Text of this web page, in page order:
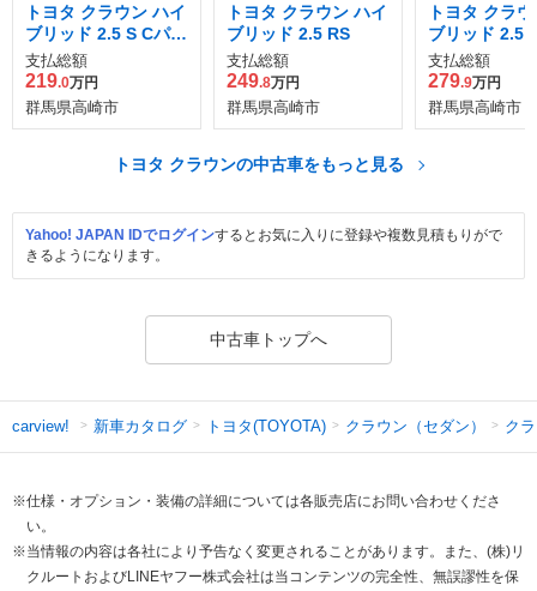
トヨタ クラウン ハイ
ブリッド 2.5 S Cパッ
ケージ
支払総額
219.0万円
群馬県高崎市
トヨタ クラウン ハイ
ブリッド 2.5 RS
支払総額
249.8万円
群馬県高崎市
トヨタ クラ
ブリッド 2.5
支払総額
279.9万円
群馬県高崎市
トヨタ クラウンの中古車をもっと見る
Yahoo! JAPAN IDでログインするとお気に入りに登録や複数見積もりがで
きるようになります。
中古車トップへ
carview! 新車カタログ トヨタ(TOYOTA) クラウン（セダン） ク
※仕様・オプション・装備の詳細については各販売店にお問い合わせくださ
い。
※当情報の内容は各社により予告なく変更されることがあります。また、(株)リ
クルートおよびLINEヤフー株式会社は当コンテンツの完全性、無誤謬性を保